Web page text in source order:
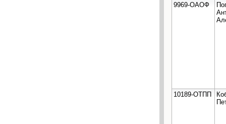
9969-ОАОФ
10189-ОТПП